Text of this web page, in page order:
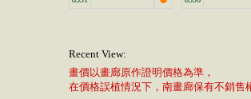
Recent View:
畫價以畫廊原作證明價格為準，
在價格誤植情況下，南畫廊保有不銷售